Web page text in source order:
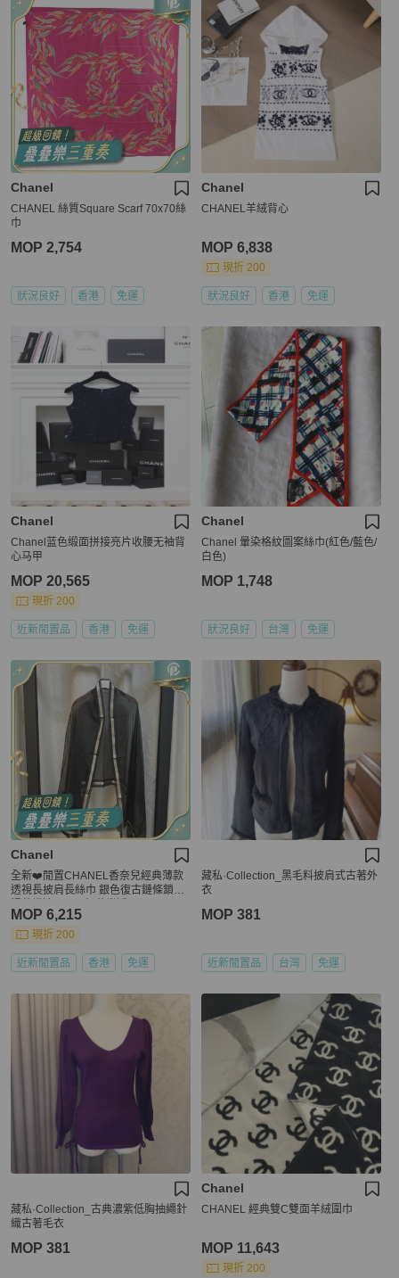
Chanel
CHANEL 絲質Square Scarf 70x70絲
巾
MOP 2,754
狀況良好 香港 免運
Chanel
CHANEL羊絨背心
MOP 6,838
現折 200
狀況良好 香港 免運
Chanel
Chanel蓝色缎面拼接亮片收腰无袖背
心马甲
MOP 20,565
現折 200
近新閒置品 香港 免運
Chanel
Chanel 暈染格紋圖案絲巾(紅色/藍色/
白色)
MOP 1,748
狀況良好 台灣 免運
Chanel
全新❤️閒置CHANEL香奈兒經典薄款
透視長披肩長絲巾 銀色復古鏈條鎖鏈
MOP 6,215
現折 200
近新閒置品 香港 免運
藏私·Collection_黑毛料披肩式古著外
衣
MOP 381
近新閒置品 台灣 免運
藏私·Collection_古典濃紫低胸抽繩針
織古著毛衣
MOP 381
Chanel
CHANEL 經典雙C雙面羊絨圍巾
MOP 11,643
現折 200